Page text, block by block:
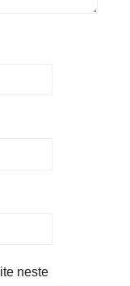
neste